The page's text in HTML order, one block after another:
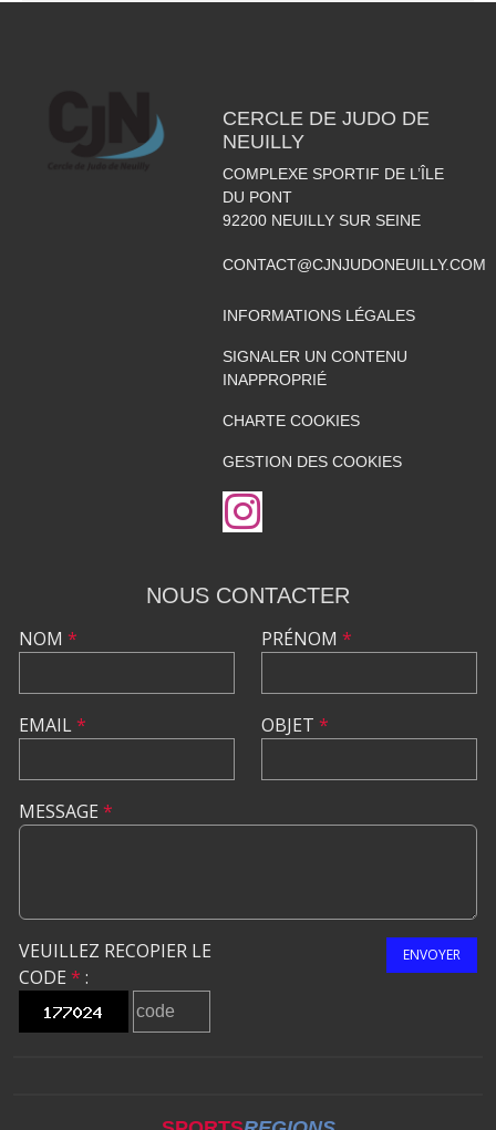
CERCLE DE JUDO DE
NEUILLY
COMPLEXE SPORTIF DE L’ÎLE
DU PONT
92200 NEUILLY SUR SEINE
CONTACT@CJNJUDONEUILLY.COM
INFORMATIONS LÉGALES
SIGNALER UN CONTENU
INAPPROPRIÉ
CHARTE COOKIES
GESTION DES COOKIES
NOUS CONTACTER
NOM *
EMAIL*
PRÉNOM *
OBJET *
MESSAGE *
VEUILLEZ RECOPIER LE
CODE * :
ENVOYER